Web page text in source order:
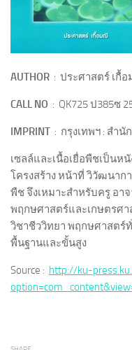
AUTHOR : ประศาสตร์ เกื้
CALL NO : QK725 ป385ซ
IMPRINT : กรุงเทพฯ : สำ
เซลล์และเนื้อเยื่อพืชเป็นห
โครงสร้าง หน้าที่ วิวัฒนาก
พืช จึงเหมาะสำหรับครู อา
พฤกษศาสตร์และเกษตรศา
วิชาชีววิทยา พฤกษศาสตร์
พื้นฐานและขั้นสูง
Source : http://ku-